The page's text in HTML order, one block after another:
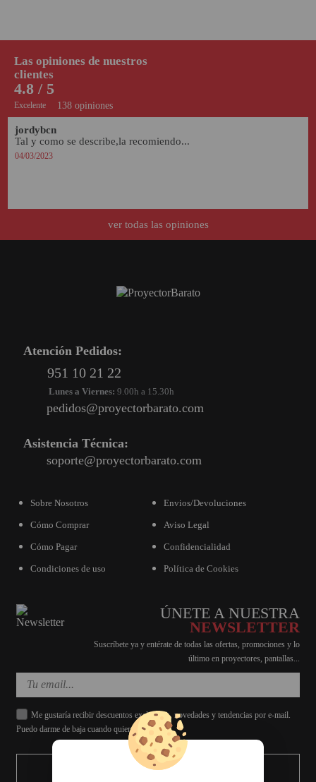
138 opiniones
4.8 / 5
Excelente
Las opiniones de nuestros
clientes
jordybcn
Tal y como se describe,la recomiendo...
04/03/2023
ver todas las opiniones
Atención Pedidos:
951 10 21 22
Lunes a Viernes: 9.00h a 15.30h
pedidos@proyectorbarato.com
Asistencia Técnica:
soporte@proyectorbarato.com
Sobre Nosotros
Cómo Comprar
Cómo Pagar
Condiciones de uso
Envios/Devoluciones
Aviso Legal
Confidencialidad
Política de Cookies
ÚNETE A NUESTRA
NEWSLETTER
Suscríbete ya y entérate de todas las ofertas, promociones y lo
último en proyectores, pantallas...
Me gustaría recibir descuentos exclusivos, novedades y tendencias por e-mail.
Puedo darme de baja cuando quiera.
ENVIAR